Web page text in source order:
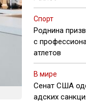
Спорт
Роднина
с
атлетов
В мире
Сенат США
адских